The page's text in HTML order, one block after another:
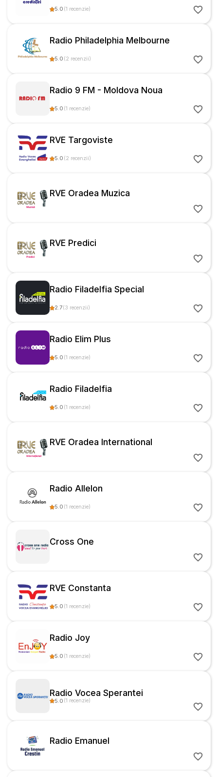
5.0 (1 recenzie)
Radio Philadelphia Melbourne
5.0 (2 recenzii)
Radio 9 FM - Moldova Noua
5.0 (1 recenzie)
RVE Targoviste
5.0 (2 recenzii)
RVE Oradea Muzica
RVE Predici
Radio Filadelfia Special
2.7(3 recenzii)
Radio Elim Plus
5.0 (1 recenzie)
Radio Filadelfia
5.0 (1 recenzie)
RVE Oradea International
Radio Allelon
5.0 (1 recenzie)
Cross One
RVE Constanta
5.0 (1 recenzie)
Radio Joy
5.0 (1 recenzie)
Radio Vocea Sperantei
5.0 (1 recenzie)
Radio Emanuel